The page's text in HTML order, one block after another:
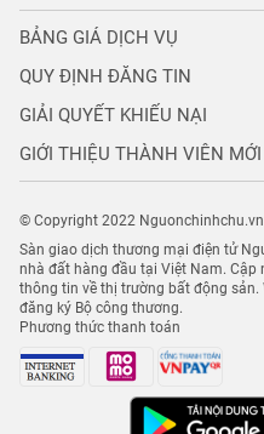
BẢNG GIÁ DỊCH VỤ
QUY ĐỊNH ĐĂNG TIN
GIẢI QUYẾT KHIẾU NẠI
GIỚI THIỆU THÀNH VIÊN MỚI
© Copyright 2022
Sàn giao dịch thương mại điện tử
nhà đất hàng đầu tại Việt Nam.
thông tin về thị trường bất động
đăng ký Bộ công thương.
Phương thức thanh toán